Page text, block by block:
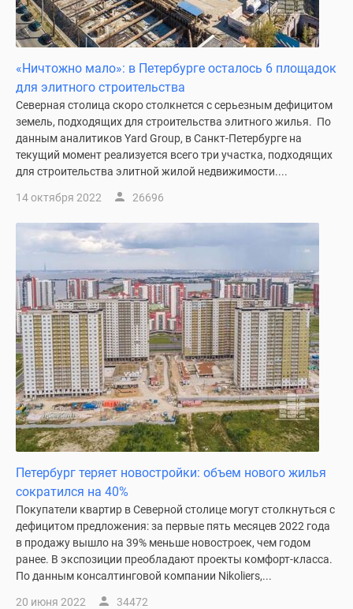
«Ничтожно мало»: в Петербурге осталось 6 площадок
для элитного строительства
Северная столица скоро столкнется с серьезным дефицитом
земель, подходящих для строительства элитного жилья. По
данным аналитиков Yard Group, в Санкт-Петербурге на
текущий момент реализуется всего три участка, подходящих
для строительства элитной жилой недвижимости....
14 октября 2022 26696
Петербург теряет новостройки: объем нового жилья
сократился на 40%
Покупатели квартир в Северной столице могут столкнуться с
дефицитом предложения: за первые пять месяцев 2022 года
в продажу вышло на 39% меньше новостроек, чем годом
ранее. В экспозиции преобладают проекты комфорт-класса.
По данным консалтинговой компании Nikoliers,...
20 июня 2022 34472